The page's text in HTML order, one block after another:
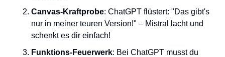
Canvas-Kraftprobe: ChatGPT flüstert: "Das gibt's
nur in meiner teuren Version!" – Mistral lacht und
schenkt es dir einfach!
Funktions-Feuerwerk: Bei ChatGPT musst du